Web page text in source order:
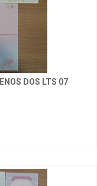
DOS LTS 07